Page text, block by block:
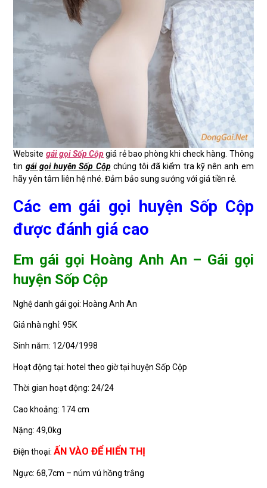
Website gái gọi Sốp Cộpgiá rẻ bao phòng khi check hàng. Thông
tin gái gọi huyện Sốp Cộpchúng tôi đã kiểm tra kỹ nên anh em
hãy yên tâm liên hệ nhé. Đảm bảo sung sướng với giá tiền rẻ.
Các em gái gọi huyện Sốp Cộp
được đánh giá cao
Em gái gọi Hoàng Anh An – Gái gọi
huyện Sốp Cộp
Nghệ danh gái gọi: Hoàng Anh An
Giá nhà nghỉ: 95K
Sinh năm: 12/04/1998
Hoạt động tại: hotel theo giờ tại huyện Sốp Cộp
Thời gian hoạt động: 24/24
Cao khoảng: 174 cm
Nặng: 49,0kg
Điện thoại:ẤN VÀO ĐỂ HIỂN THỊ
Ngực: 68,7cm – núm vú hồng trắng